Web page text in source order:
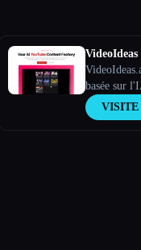
basée sur
de
en quelques
VISITE